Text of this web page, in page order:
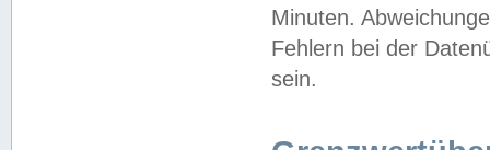
Minuten.
Fehlern bei der
sein.